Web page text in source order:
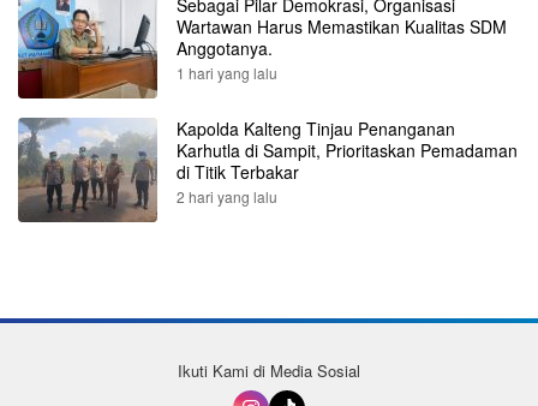
Wartawan Harus Memastikan Kualitas SDM
Anggotanya.
1 hari yang lalu
Kapolda Kalteng Tinjau Penanganan
Karhutla di Sampit, Prioritaskan Pemadaman
di Titik Terbakar
2 hari yang lalu
Ikuti Kami di Media Sosial